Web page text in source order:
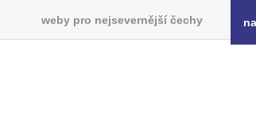
weby pro nejsevernější čechy